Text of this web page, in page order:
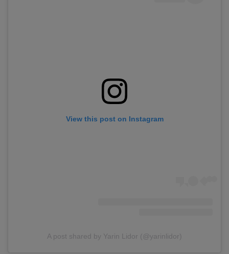
View this post on Instagram
A post shared by Yarin Lidor (@yarinlidor)